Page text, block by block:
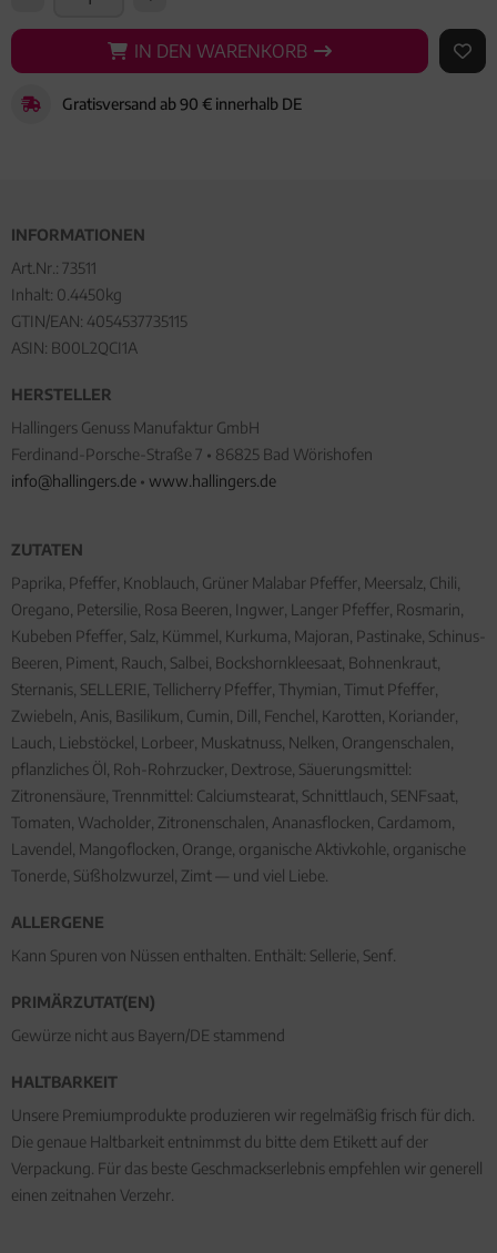
IN DEN WARENKORB
IN DEN WARENKORB AUF
Gratisversand ab 90 € innerhalb DE
INFORMATIONEN
Art.Nr.: 73511
Inhalt: 0.4450kg
GTIN/EAN: 4054537735115
ASIN: B00L2QCI1A
HERSTELLER
Hallingers Genuss Manufaktur GmbH
Ferdinand-Porsche-Straße 7 • 86825 Bad Wörishofen
info@hallingers.de • www.hallingers.de
ZUTATEN
Paprika, Pfeffer, Knoblauch, Grüner Malabar Pfeffer, Meersalz, Chili,
Oregano, Petersilie, Rosa Beeren, Ingwer, Langer Pfeffer, Rosmarin,
Kubeben Pfeffer, Salz, Kümmel, Kurkuma, Majoran, Pastinake, Schinus-
Beeren, Piment, Rauch, Salbei, Bockshornkleesaat, Bohnenkraut,
Sternanis, SELLERIE, Tellicherry Pfeffer, Thymian, Timut Pfeffer,
Zwiebeln, Anis, Basilikum, Cumin, Dill, Fenchel, Karotten, Koriander,
Lauch, Liebstöckel, Lorbeer, Muskatnuss, Nelken, Orangenschalen,
pflanzliches Öl, Roh-Rohrzucker, Dextrose, Säuerungsmittel:
Zitronensäure, Trennmittel: Calciumstearat, Schnittlauch, SENFsaat,
Tomaten, Wacholder, Zitronenschalen, Ananasflocken, Cardamom,
Lavendel, Mangoflocken, Orange, organische Aktivkohle, organische
Tonerde, Süßholzwurzel, Zimt — und viel Liebe.
ALLERGENE
Kann Spuren von Nüssen enthalten. Enthält: Sellerie, Senf.
PRIMÄRZUTAT(EN)
Gewürze nicht aus Bayern/DE stammend
HALTBARKEIT
Unsere Premiumprodukte produzieren wir regelmäßig frisch für dich.
Die genaue Haltbarkeit entnimmst du bitte dem Etikett auf der
Verpackung. Für das beste Geschmackserlebnis empfehlen wir generell
einen zeitnahen Verzehr.